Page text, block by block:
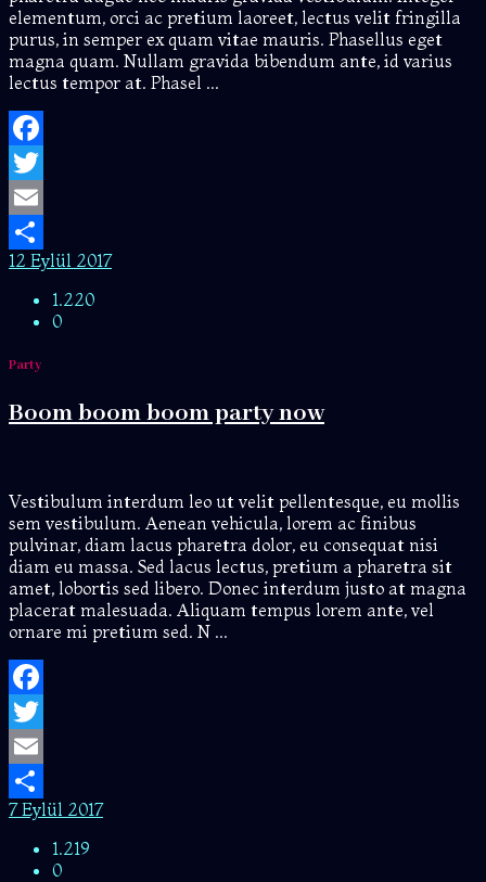
elementum, orci ac pretium laoreet, lectus velit fringilla
purus, in semper ex quam vitae mauris. Phasellus eget
magna quam. Nullam gravida bibendum ante, id varius
lectus tempor at. Phasel ...
Facebook
Twitter
Email
Share
12 Eylül 2017
1.220
0
Party
Boom boom boom party now
Vestibulum interdum leo ut velit pellentesque, eu mollis
sem vestibulum. Aenean vehicula, lorem ac finibus
pulvinar, diam lacus pharetra dolor, eu consequat nisi
diam eu massa. Sed lacus lectus, pretium a pharetra sit
amet, lobortis sed libero. Donec interdum justo at magna
placerat malesuada. Aliquam tempus lorem ante, vel
ornare mi pretium sed. N ...
Facebook
Twitter
Email
Share
7 Eylül 2017
1.219
0